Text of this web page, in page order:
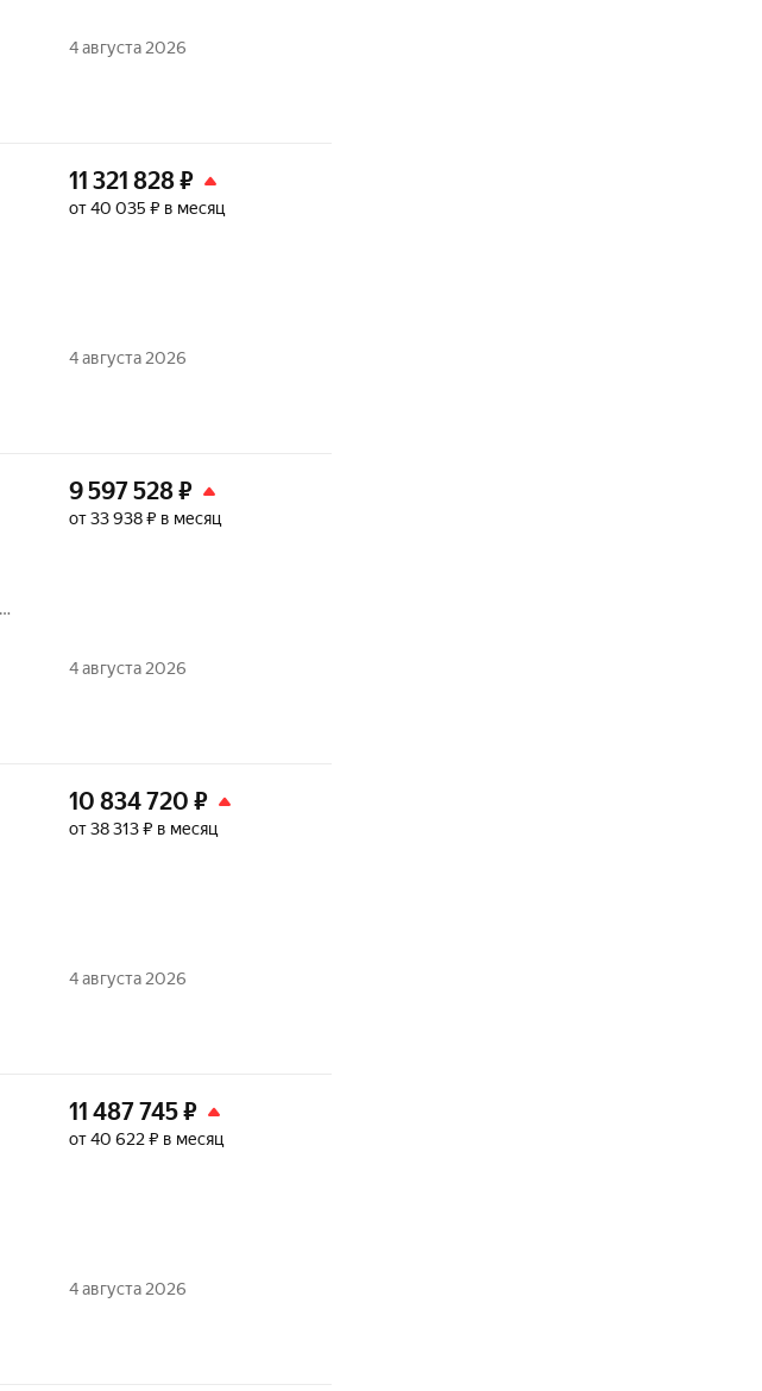
4 августа 2026
11 321 828₽
от 40 035 ₽ в месяц
4 августа 2026
9 597 528₽
от 33 938 ₽ в месяц
4 августа 2026
10 834 720 ₽
от 38 313 ₽ в месяц
4 августа 2026
11 487 745₽
от 40 622 ₽ в месяц
4 августа 2026